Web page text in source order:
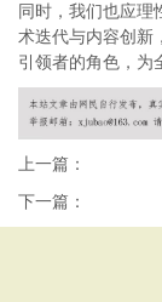
同时，我们也应理
术迭代与内容创新
引领者的角色，为
上一篇：
下一篇：